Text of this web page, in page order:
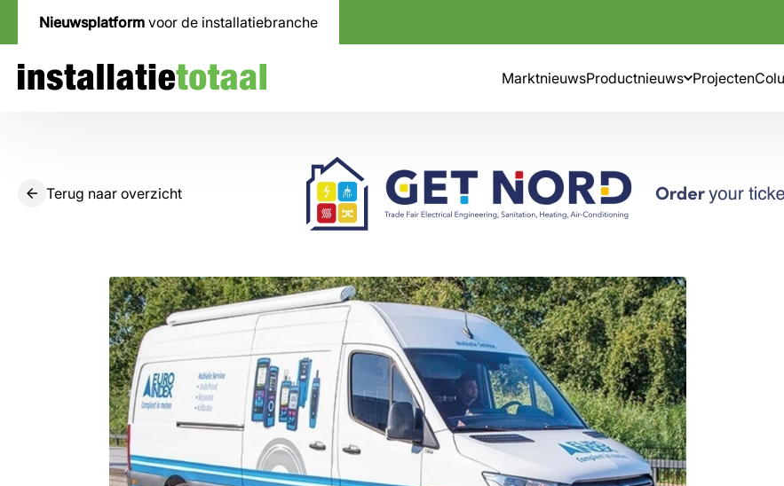
Nieuwsplatform voor de installatiebranche
MarktnieuwsProductnieuws Projecten
Terug naar overzicht